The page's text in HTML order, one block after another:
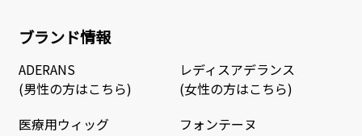
ブランド情報
ADERANS
(男性の方はこちら)
レディスアデランス
(女性の方はこちら)
医療用ウィッグ
フォンテーヌ